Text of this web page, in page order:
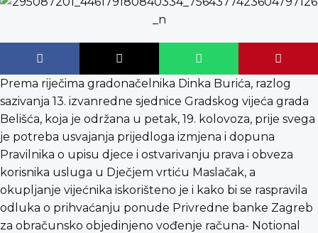
Prema riječima gradonačelnika Dinka Burića, razlog
sazivanja 13. izvanredne sjednice Gradskog vijeća grada
Belišća, koja je održana u petak, 19. kolovoza, prije svega
je potreba usvajanja prijedloga izmjena i dopuna
Pravilnika o upisu djece i ostvarivanju prava i obveza
korisnika usluga u Dječjem vrtiću Maslačak, a
okupljanje vijećnika iskorišteno je i kako bi se raspravila
odluka o prihvaćanju ponude Privredne banke Zagreb
za obračunsko objedinjeno vođenje računa- Notional